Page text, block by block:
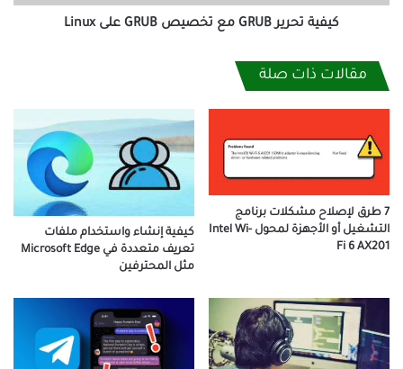
كيفية تحرير GRUB مع تخصيص GRUB على Linux
مقالات ذات صلة
7 طرق لإصلاح مشكلات برنامج
التشغيل أو الأجهزة لمحول Intel Wi-
Fi 6 AX201
كيفية إنشاء واستخدام ملفات
تعريف متعددة في Microsoft Edge
مثل المحترفين